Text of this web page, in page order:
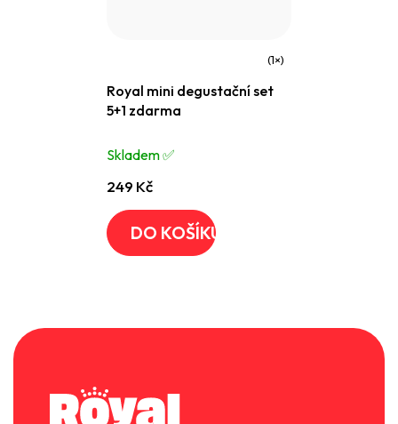
hodnocení
produktu
z
5
hvězdiček.
Royal mini degustační set
5+1 zdarma
Skladem ✅️
249 Kč
DO KOŠÍKU
Z
á